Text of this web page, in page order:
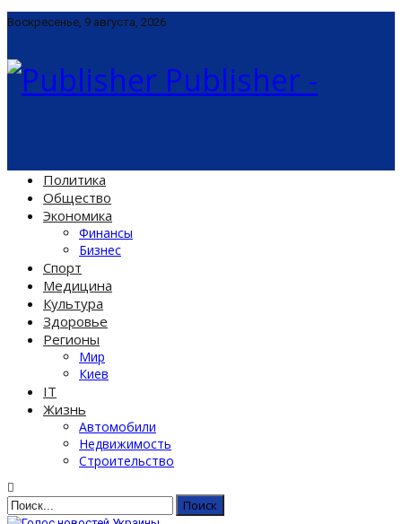
Воскресенье, 9 августа, 2026
Publisher -
Политика
Общество
Экономика
Финансы
Бизнес
Спорт
Медицина
Культура
Здоровье
Регионы
Мир
Киев
IT
Жизнь
Автомобили
Недвижимость
Строительство